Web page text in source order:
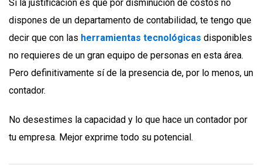
Si la justificación es que por disminución de costos no
dispones de un departamento de contabilidad, te tengo que
decir que con las herramientas tecnológicas disponibles
no requieres de un gran equipo de personas en esta área.
Pero definitivamente sí de la presencia de, por lo menos, un
contador.
No desestimes la capacidad y lo que hace un contador por
tu empresa. Mejor exprime todo su potencial.